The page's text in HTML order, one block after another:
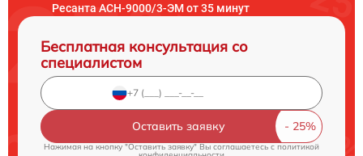
Ресанта АСН-9000/3-ЭМ от 35 минут
Бесплатная консультация со
специалистом
Оставить заявку
Нажимая на кнопку "Оставить заявку" Вы соглашаетесь cполитикой